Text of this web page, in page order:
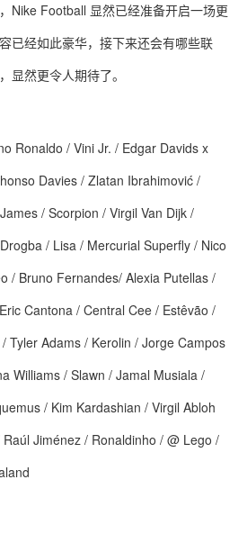
Nike Football 显然已经准备开启一场更
已经如此豪华，接下来还会有哪些联
显然更令人期待了。
Ronaldo / Vini Jr. / Edgar Davids x
Davies / Zlatan Ibrahimović /
/ Scorpion / Virgil Van Dijk /
/ Lisa / Mercurial Superfly / Nico
/ Bruno Fernandes/ Alexia Putellas /
Cantona / Central Cee / Estêvão /
Tyler Adams / Kerolin / Jorge Campos
Williams / Slawn / Jamal Musiala /
/ Kim Kardashian / Virgil Abloh
Jiménez / Ronaldinho / @ Lego /